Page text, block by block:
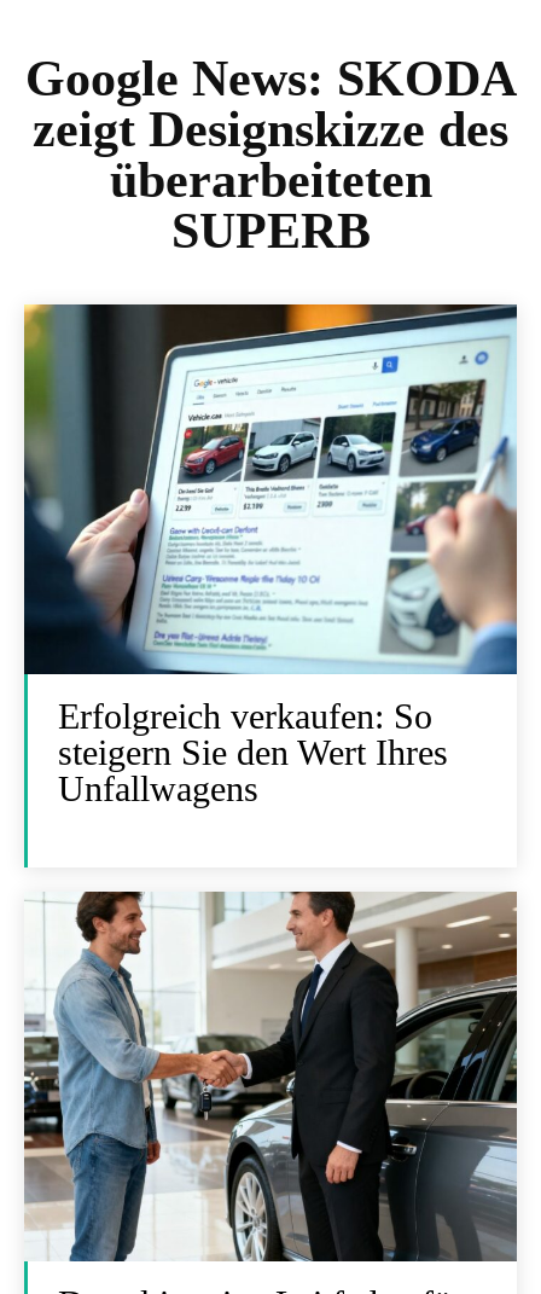
Google News: SKODA
zeigt Designskizze des
überarbeiteten
SUPERB
Erfolgreich verkaufen: So
steigern Sie den Wert Ihres
Unfallwagens